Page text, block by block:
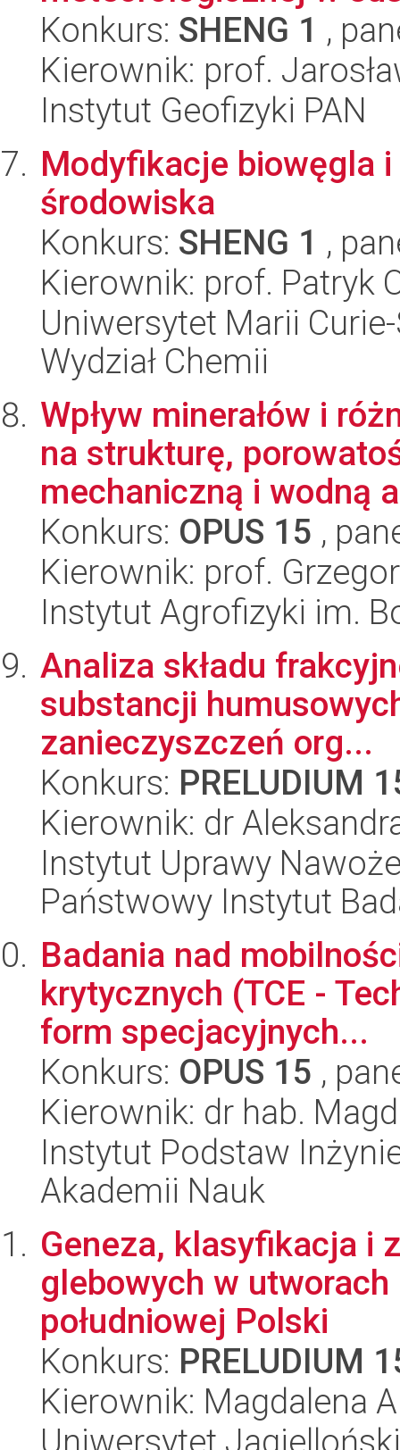
Konkurs: SHENG 1 ,
Kierownik: prof.
Instytut Geofizyki PAN
Modyfikacje biowęgla
środowiska
Konkurs: SHENG 1 ,
Kierownik: prof. Patryk
Uniwersytet Marii
Wydział Chemii
Wpływ minerałów i
na strukturę,
mechaniczną i wodną
Konkurs: OPUS 15 ,
Kierownik: prof.
Instytut Agrofizyki im.
Analiza składu
substancji
zanieczyszczeń org...
Konkurs: PRELUDIUM
Kierownik: dr
Instytut Uprawy
Państwowy Instytut
Badania nad
krytycznych (TCE -
form specjacyjnych...
Konkurs: OPUS 15 ,
Kierownik: dr hab.
Instytut Podstaw
Akademii Nauk
Geneza, klasyfikacja i
glebowych w
południowej Polski
Konkurs: PRELUDIUM
Kierownik: Magdalena
Uniwersytet